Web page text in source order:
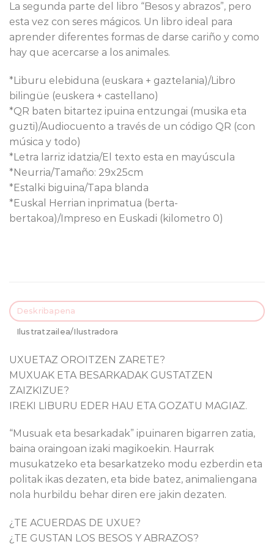
La segunda parte del libro “Besos y abrazos”, pero
esta vez con seres mágicos. Un libro ideal para
aprender diferentes formas de darse cariño y como
hay que acercarse a los animales.
*Liburu elebiduna (euskara + gaztelania)/Libro
bilingüe (euskera + castellano)
*QR baten bitartez ipuina entzungai (musika eta
guzti)/Audiocuento a través de un código QR (con
música y todo)
*Letra larriz idatzia/El texto esta en mayúscula
*Neurria/Tamaño: 29x25cm
*Estalki biguina/Tapa blanda
*Euskal Herrian inprimatua (berta-
bertakoa)/Impreso en Euskadi (kilometro 0)
Deskribapena
Ilustratzailea/Ilustradora
UXUETAZ OROITZEN ZARETE?
MUXUAK ETA BESARKADAK GUSTATZEN
ZAIZKIZUE?
IREKI LIBURU EDER HAU ETA GOZATU MAGIAZ.
“Musuak eta besarkadak” ipuinaren bigarren zatia,
baina oraingoan izaki magikoekin. Haurrak
musukatzeko eta besarkatzeko modu ezberdin eta
politak ikas dezaten, eta bide batez, animaliengana
nola hurbildu behar diren ere jakin dezaten.
¿TE ACUERDAS DE UXUE?
¿TE GUSTAN LOS BESOS Y ABRAZOS?